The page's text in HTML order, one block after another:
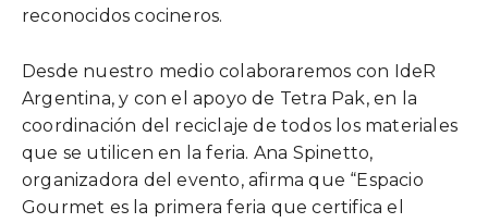
reconocidos cocineros.
Desde nuestro medio colaboraremos con IdeR
Argentina, y con el apoyo de Tetra Pak, en la
coordinación del reciclaje de todos los materiales
que se utilicen en la feria. Ana Spinetto,
organizadora del evento, afirma que “Espacio
Gourmet es la primera feria que certifica el